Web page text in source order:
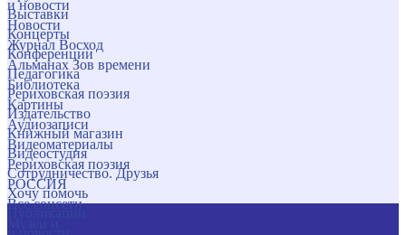
и новости
Новости
Журнал Восход
Альманах Зов времени
Библиотека
Картины
Аудиозаписи
Видеоматериалы
Рериховская поэзия
РОССИЯ
Все соцсети
Выставки
Концерты
Конференции
Педагогика
Рериховская поэзия
Издательство
Книжный магазин
Видеостудия
Сотрудничество. Друзья
Хочу помочь